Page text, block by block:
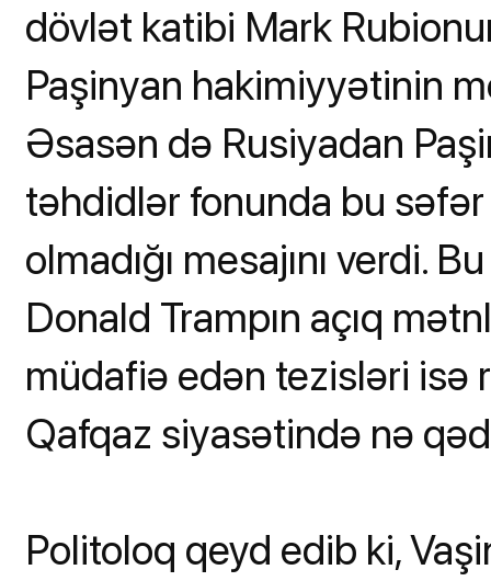
dövlət katibi Mark
Paşinyan hakimiyyətinin
Əsasən də Rusiyadan
təhdidlər fonunda bu səfər
olmadığı mesajını verdi.
Donald Trampın açıq
müdafiə edən tezisləri isə
Qafqaz siyasətində nə
Politoloq qeyd edib ki,